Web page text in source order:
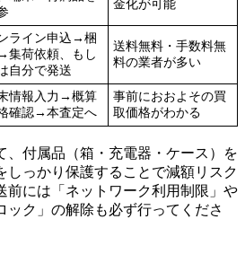
金化が可能
ライン申込→梱
集荷依頼、もし
自分で発送
送料無料・手数料無
料の業者が多い
情報入力→概算
確認→本査定へ
事前におおよその買
取価格がわかる
、付属品（箱・充電器・ケース）を
しっかり保護することで減額リスク
前には「ネットワーク利用制限」や
ック」の解除も必ず行ってくださ